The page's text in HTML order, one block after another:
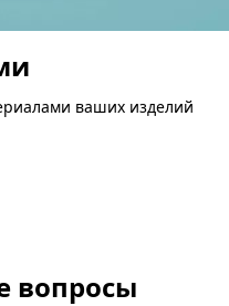
ваших изделий
вопросы